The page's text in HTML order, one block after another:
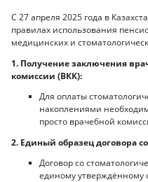
С 27 апреля 2025 года в
правилах использования
медицинских и
1. Получение заключения
комиссии (ВКК):
Для оплаты
накоплениями
просто врачебной
2. Единый образец договора
Договор со
единому утверждённому